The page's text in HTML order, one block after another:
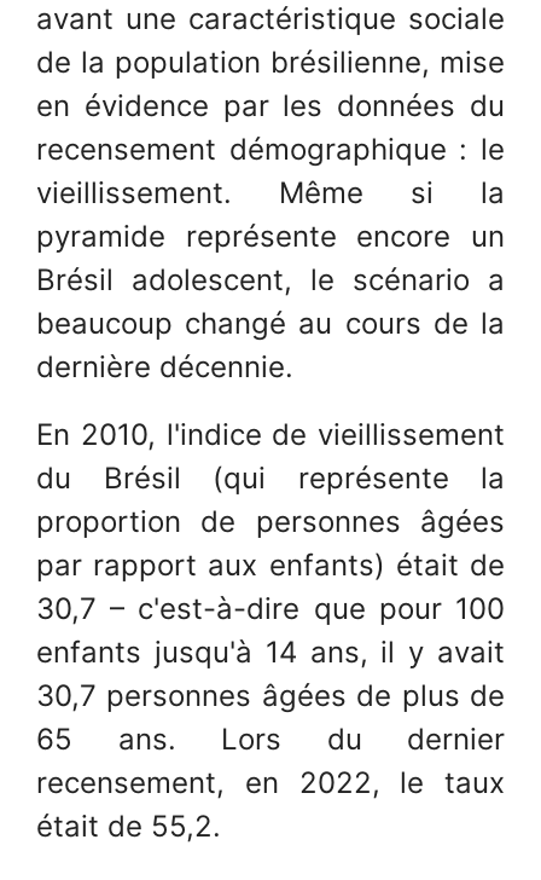
avant une caractéristique sociale
de la population brésilienne, mise
en évidence par les données du
recensement démographique : le
vieillissement. Même si la
pyramide représente encore un
Brésil adolescent, le scénario a
beaucoup changé au cours de la
dernière décennie.
En 2010, l'indice de vieillissement
du Brésil (qui représente la
proportion de personnes âgées
par rapport aux enfants) était de
30,7 – c'est-à-dire que pour 100
enfants jusqu'à 14 ans, il y avait
30,7 personnes âgées de plus de
65 ans. Lors du dernier
recensement, en 2022, le taux
était de 55,2.